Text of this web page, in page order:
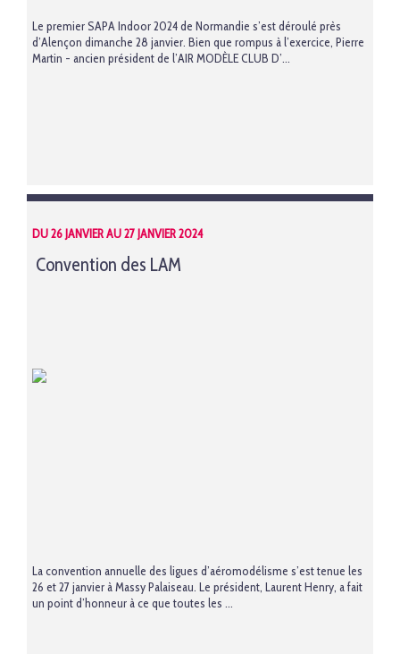
Le premier SAPA Indoor 2024 de Normandie s’est déroulé près
d’Alençon dimanche 28 janvier. Bien que rompus à l’exercice, Pierre
Martin - ancien président de l’AIR MODÈLE CLUB D’...
DU 26 JANVIER AU 27 JANVIER 2024
Convention des LAM
La convention annuelle des ligues d’aéromodélisme s’est tenue les
26 et 27 janvier à Massy Palaiseau. Le président, Laurent Henry, a fait
un point d’honneur à ce que toutes les ...